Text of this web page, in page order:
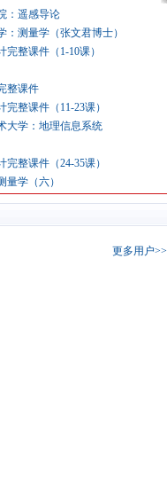
：遥感导论
：测量学（张文君博士）
完整课件（1-10课）
整课件
完整课件（11-23课）
大学：地理信息系统
完整课件（24-35课）
量学（六）
更多用户>>